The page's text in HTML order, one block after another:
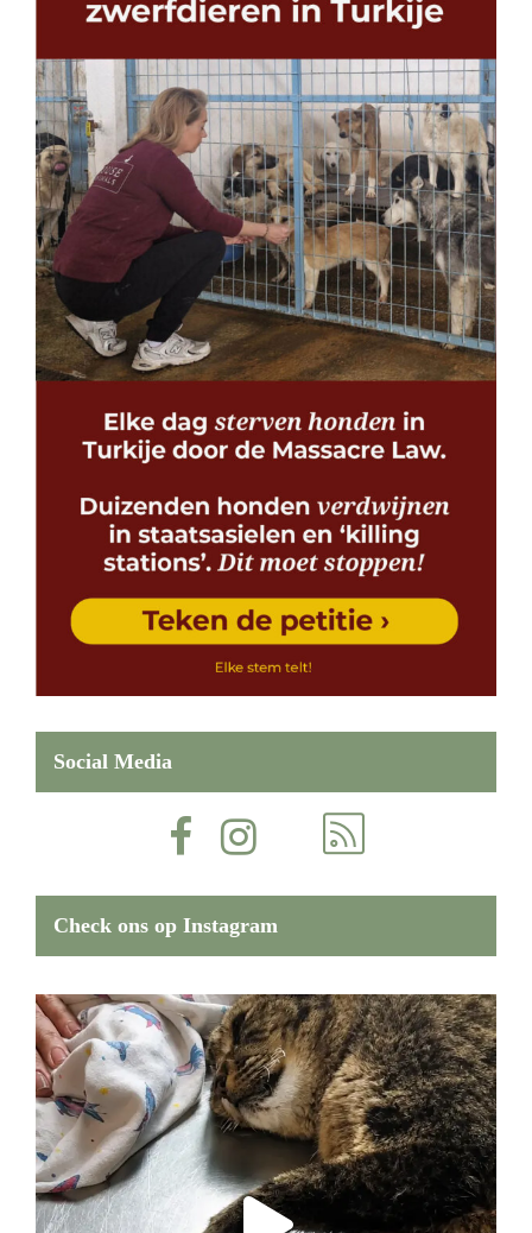
Social Media
Check ons op Instagram